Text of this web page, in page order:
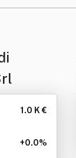
1.0 K €
+0.0%